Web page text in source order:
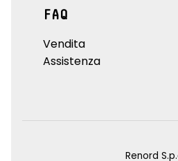
FAQ
Vendita
Assistenza
Renord